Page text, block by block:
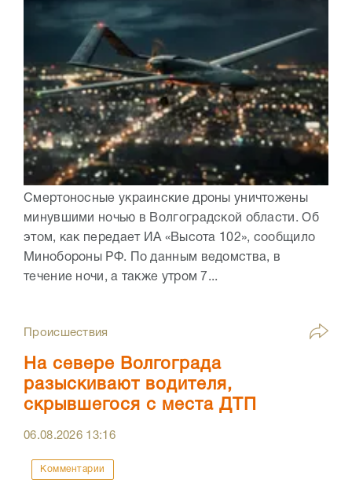
Смертоносные украинские дроны уничтожены
минувшими ночью в Волгоградской области. Об
этом, как передает ИА «Высота 102», сообщило
Минобороны РФ. По данным ведомства, в
течение ночи, а также утром 7...
Происшествия
На севере Волгограда
разыскивают водителя,
скрывшегося с места ДТП
06.08.2026 13:16
Комментарии